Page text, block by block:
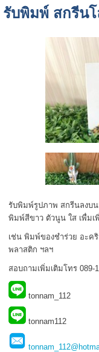
รับพิมพ์ สกรีน
รับพิมพ์รูปภาพ สกรีนลงบ
พิมพ์สีขาว ตัวนูน ใส เพื่ม
เช่น พิมพ์ของชำร่วย อะค
พลาสติก ฯลฯ
สอบถามเพิ่มเติมโทร 089-
tonnam_112
tonnam112